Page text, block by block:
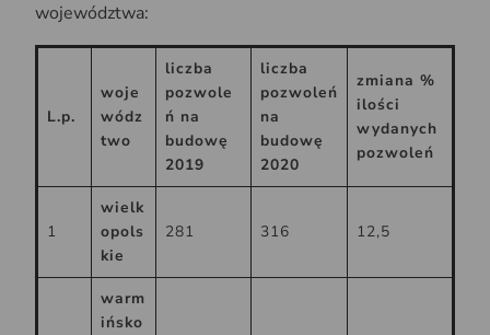
województwa:
L.p.
woje
wódz
two
liczba
pozwole
ń na
budowę
2019
liczba
pozwoleń
na
budowę
2020
zmiana %
ilości
wydanych
pozwoleń
1
wielk
opols
kie
281 316 12,5
warm
ińsko